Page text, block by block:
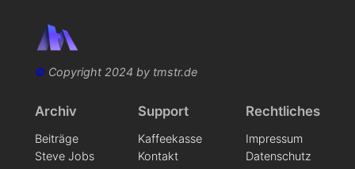
©Copyright 2024 by tmstr.de
Archiv
Beiträge
Steve Jobs
Support
Kaffeekasse
Kontakt
Rechtliches
Impressum
Datenschutz